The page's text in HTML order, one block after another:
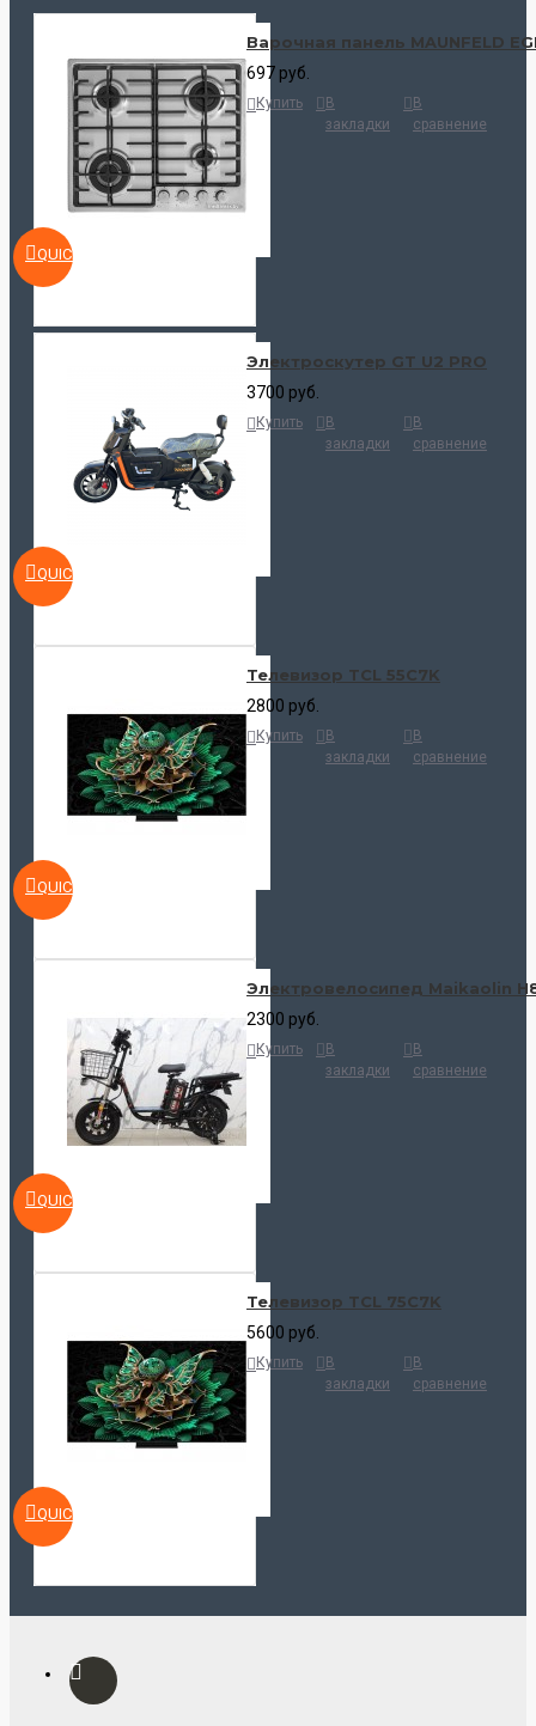
QUICKVIEW
Варочная панель MAUNFELD
697 руб.
Купить
В
закладки
В
сравнение
QUICKVIEW
Электроскутер GT U2 PRO
3700 руб.
Купить
В
закладки
В
сравнение
QUICKVIEW
Телевизор TCL 55C7K
2800 руб.
Купить
В
закладки
В
сравнение
QUICKVIEW
Электровелосипед Maikaolin
2300 руб.
Купить
В
закладки
В
сравнение
QUICKVIEW
Телевизор TCL 75C7K
5600 руб.
Купить
В
закладки
В
сравнение